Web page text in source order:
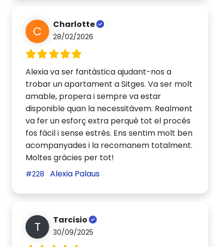
C Charlotte
28/02/2026
Alexia va ser fantàstica ajudant-nos a
trobar un apartament a Sitges. Va ser molt
amable, propera i sempre va estar
disponible quan la necessitàvem. Realment
va fer un esforç extra perquè tot el procés
fos fàcil i sense estrès. Ens sentim molt ben
acompanyades i la recomanem totalment.
Moltes gràcies per tot!
#228 Alexia Palaus
T Tarcisio
30/09/2025